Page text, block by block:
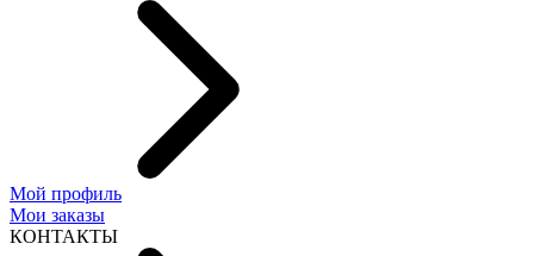
Мой профиль
Мои заказы
КОНТАКТЫ